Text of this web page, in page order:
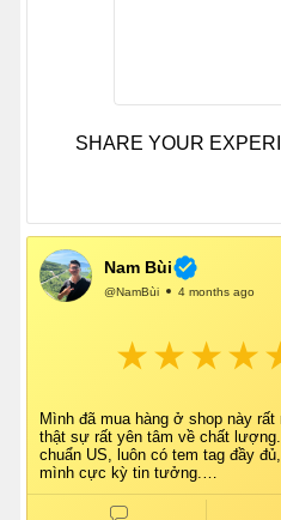
SHARE YOUR
Nam Bùi
@NamBùi 4 months ago
Mình đã mua hàng ở shop này rất
thật sự rất yên tâm về chất
chuẩn US, luôn có tem tag đầy
mình cực kỳ tin tưởng.
Shop tư vấn nhiệt tình, giao hàng
gói cẩn thận. Mỗi lần mua đều